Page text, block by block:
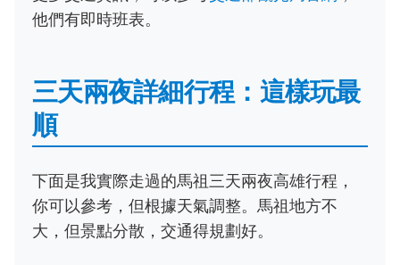
他們有即時班表。
三天兩夜詳細行程：這樣玩最
順
下面是我實際走過的馬祖三天兩夜高雄行程，
你可以參考，但根據天氣調整。馬祖地方不
大，但景點分散，交通得規劃好。